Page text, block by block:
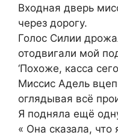
Входная дверь
через дорогу.
Голос Силии
отодвигали мой
‘Похоже, касса
Миссис Адель
оглядывая всё
Я подняла ещё
« Она сказала,